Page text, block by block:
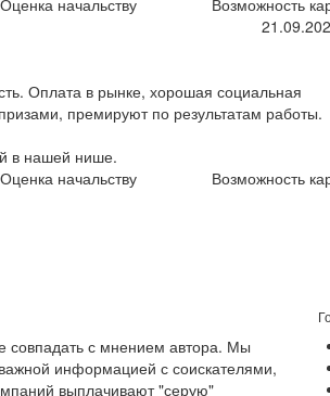
Оценка начальству
Возможность
Оплата в рынке, хорошая социальная
премируют по результатам работы.
в нашей нише.
Оценка начальству Возможность
с мнением автора. Мы
информацией с соискателями,
выплачивают "серую"